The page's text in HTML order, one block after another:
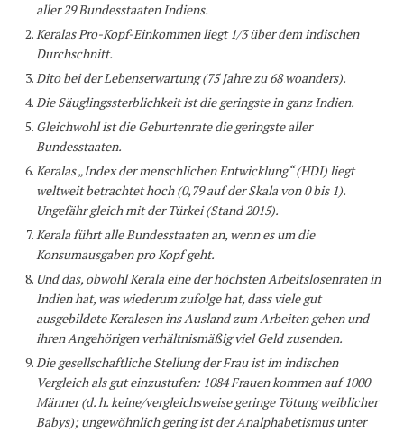
aller 29 Bundesstaaten Indiens.
Keralas Pro-Kopf-Einkommen liegt 1/3 über dem indischen
Durchschnitt.
Dito bei der Lebenserwartung (75 Jahre zu 68 woanders).
Die Säuglingssterblichkeit ist die geringste in ganz Indien.
Gleichwohl ist die Geburtenrate die geringste aller
Bundesstaaten.
Keralas „Index der menschlichen Entwicklung“ (HDI) liegt
weltweit betrachtet hoch (0,79 auf der Skala von 0 bis 1).
Ungefähr gleich mit der Türkei (Stand 2015).
Kerala führt alle Bundesstaaten an, wenn es um die
Konsumausgaben pro Kopf geht.
Und das, obwohl Kerala eine der höchsten Arbeitslosenraten in
Indien hat, was wiederum zufolge hat, dass viele gut
ausgebildete Keralesen ins Ausland zum Arbeiten gehen und
ihren Angehörigen verhältnismäßig viel Geld zusenden.
Die gesellschaftliche Stellung der Frau ist im indischen
Vergleich als gut einzustufen: 1084 Frauen kommen auf 1000
Männer (d. h. keine/vergleichsweise geringe Tötung weiblicher
Babys); ungewöhnlich gering ist der Analphabetismus unter